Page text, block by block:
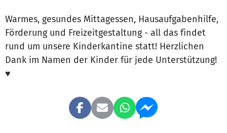
Warmes, gesundes Mittagessen, Hausaufgabenhilfe,
Förderung und Freizeitgestaltung - all das findet
rund um unsere Kinderkantine statt! Herzlichen
Dank im Namen der Kinder für jede Unterstützung!
♥